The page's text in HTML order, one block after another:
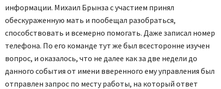
информации. Михаил Брынза с участием принял
обескураженную мать и пообещал разобраться,
способствовать и всемерно помогать. Даже записал номер
телефона. По его команде тут же был всесторонне изучен
вопрос, и оказалось, что не далее как за две недели до
данного события от имени вверенного ему управления был
отправлен запрос по месту работы, на который ответ